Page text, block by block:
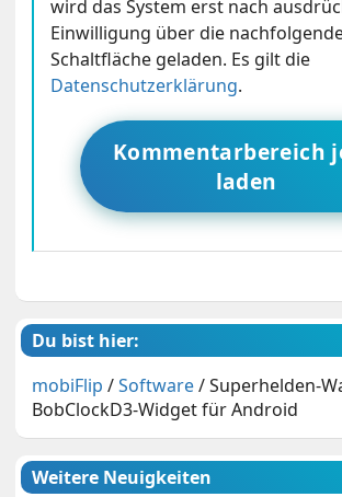
wird das System erst nach
Einwilligung über die
Schaltfläche geladen. Es gilt die
Datenschutzerklärung.
Kommentarbereich
laden
Du bist hier:
mobiFlip /Software/Superhelden-
BobClockD3-Widget für Android
Weitere Neuigkeiten